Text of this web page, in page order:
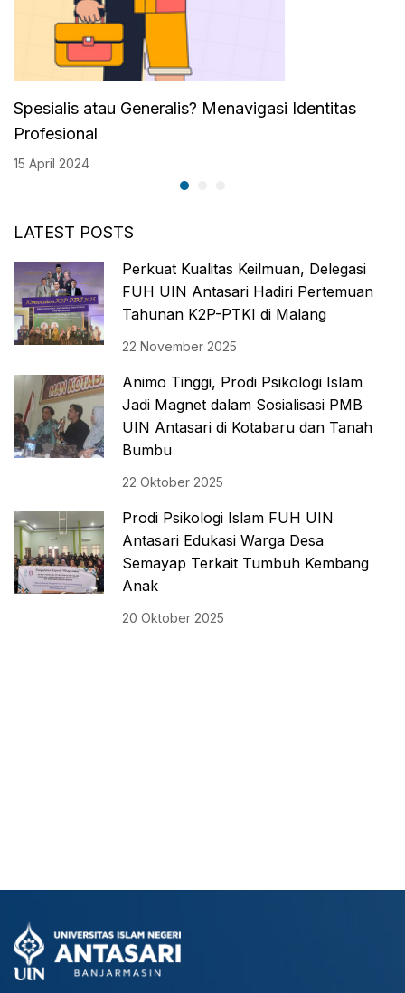
Spesialis atau Generalis? Menavigasi Identitas
Profesional
15 April 2024
LATEST POSTS
Perkuat Kualitas Keilmuan, Delegasi
FUH UIN Antasari Hadiri Pertemuan
Tahunan K2P-PTKI di Malang
22 November 2025
Animo Tinggi, Prodi Psikologi Islam
Jadi Magnet dalam Sosialisasi PMB
UIN Antasari di Kotabaru dan Tanah
Bumbu
22 Oktober 2025
Prodi Psikologi Islam FUH UIN
Antasari Edukasi Warga Desa
Semayap Terkait Tumbuh Kembang
Anak
20 Oktober 2025